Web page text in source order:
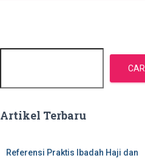
CARI
Artikel Terbaru
Referensi Praktis Ibadah Haji dan